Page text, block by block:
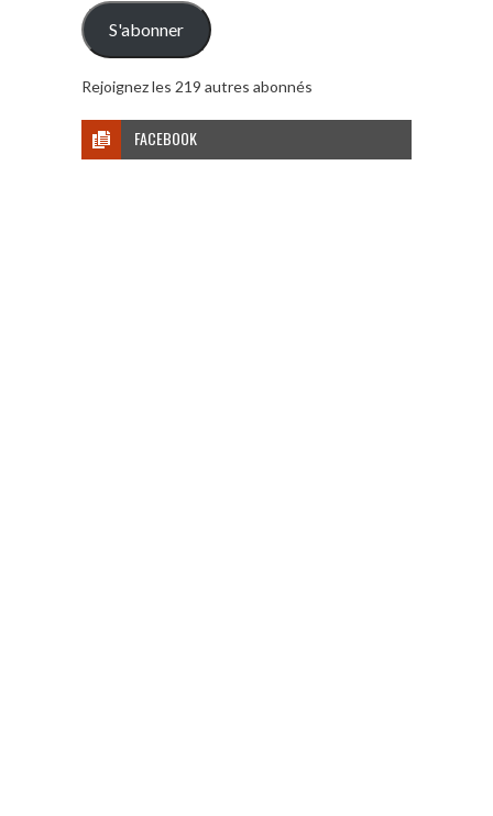
mail
S'abonner
Rejoignez les 219 autres abonnés
FACEBOOK